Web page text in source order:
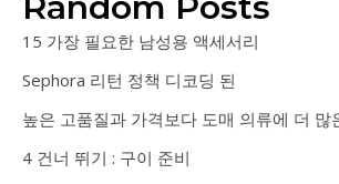
15 가장 필요한 남성용 액세서리
Sephora 리턴 정책 디코딩 된
높은 고품질과 가격보다 도매 의류에 더 많
4 건너 뛰기 : 구이 준비